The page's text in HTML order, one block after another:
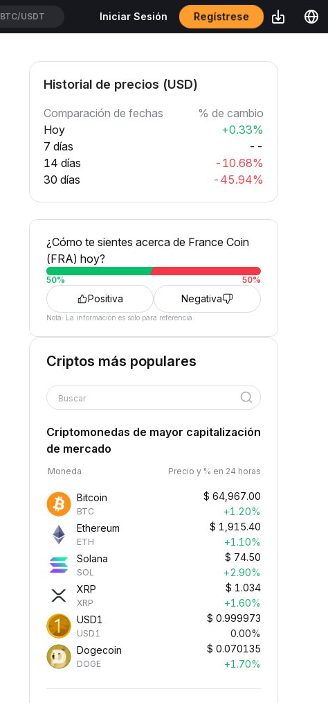
BTC/USDT Iniciar Sesión Regístrese
Historial de precios (USD)
Comparación de fechas
% de cambio
Hoy
+0.33%
7 días
--
14 días
-10.68%
30 días
-45.94%
¿Cómo te sientes acerca de France Coin
(FRA) hoy?
50% 50%
Positiva Negativa
Nota: La información es solo para referencia.
Criptos más populares
Buscar
Criptomonedas de mayor capitalización
de mercado
Moneda Precio y % en 24 horas
Bitcoin
BTC
$ 64,967.00
+1.20%
Ethereum
ETH
$ 1,915.40
+1.10%
Solana
SOL
$ 74.50
+2.90%
XRP
XRP
$ 1.034
+1.60%
USD1
USD1
$ 0.999973
0.00%
Dogecoin
DOGE
$ 0.070135
+1.70%